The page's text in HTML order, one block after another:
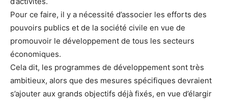
Pour ce faire, il y a nécessité d’associer les efforts des
pouvoirs publics et de la société civile en vue de
promouvoir le développement de tous les secteurs
économiques.
Cela dit, les programmes de développement sont très
ambitieux, alors que des mesures spécifiques devraient
s’ajouter aux grands objectifs déjà fixés, en vue d’élargir